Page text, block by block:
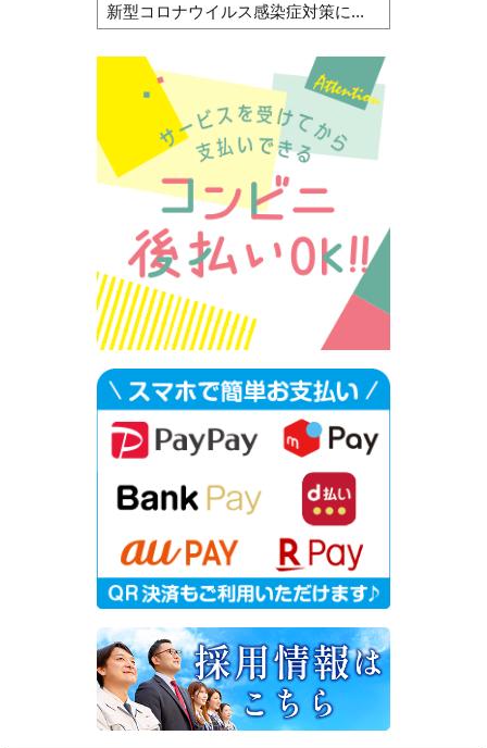
新型コロナウイルス感染症対策に...